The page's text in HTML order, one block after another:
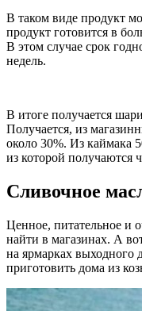
В таком виде продукт
продукт готовится в
В этом случае срок
недель.
В итоге получается
Получается, из
около 30%. Из каймака
из которой получаются
Сливочное
Ценное, питательное и
найти в магазинах. А
на ярмарках выходного
приготовить дома из